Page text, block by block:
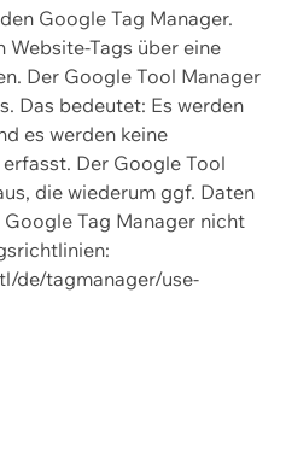
Google Tag Manager.
Website-Tags über eine
Der Google Tool Manager
Das bedeutet: Es werden
es werden keine
Der Google Tool
die wiederum ggf. Daten
Tag Manager nicht
de/tagmanager/use-